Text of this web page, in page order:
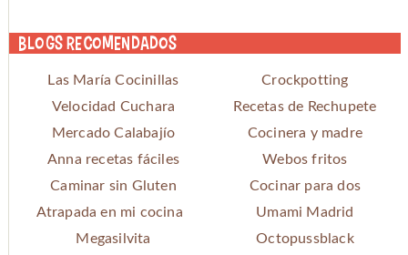
Blogs recomendados
Las María Cocinillas
Crockpotting
Velocidad Cuchara
Recetas de Rechupete
Mercado Calabajío
Cocinera y madre
Anna recetas fáciles
Webos fritos
Caminar sin Gluten
Cocinar para dos
Atrapada en mi cocina
Umami Madrid
Megasilvita
Octopussblack